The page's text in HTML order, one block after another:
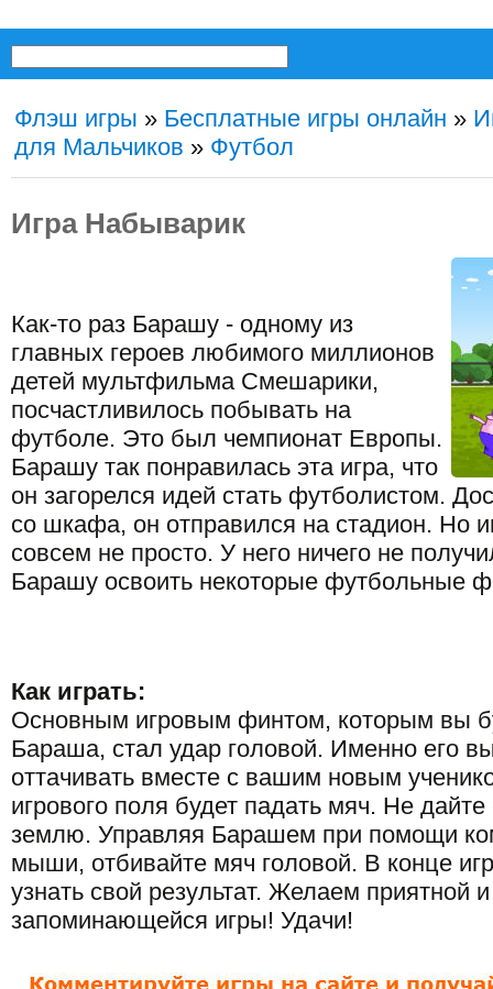
Флэш игры » Бесплатные игры онлайн »
для Мальчиков » Футбол
Игра Набыварик
Как-то раз Барашу - одному из
главных героев любимого миллионов
детей мультфильма Смешарики,
посчастливилось побывать на
футболе. Это был чемпионат Европы.
Барашу так понравилась эта игра, что
он загорелся идей стать футболистом.
со шкафа, он отправился на стадион. Но
совсем не просто. У него ничего не
Барашу освоить некоторые футбольные
Как играть:
Основным игровым финтом, которым вы
Бараша, стал удар головой. Именно его
оттачивать вместе с вашим новым
игрового поля будет падать мяч. Не
землю. Управляя Барашем при помощи
мыши, отбивайте мяч головой. В конце
узнать свой результат. Желаем приятной и
запоминающейся игры! Удачи!